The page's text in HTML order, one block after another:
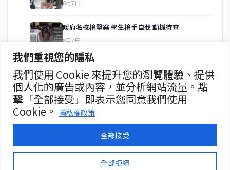
我們重視您的隱私
我們使用 Cookie 來提升您的瀏覽體驗、提供
個人化的廣告或內容，並分析網站流量。點
擊「全部接受」即表示您同意我們使用
Cookie。
隱私權政策
全部拒絕
全部接受
8月7日
暖府名校槍擊案 學生槍手自戕 動機待查
8月7日
暖武里名校發生槍擊案 2死15傷
8月7日
曼谷第二座街頭美食中心動工
8月7日
房地產
聯絡資訊
歡迎來信洽詢合作事宜
或提供新聞線索
service@thaichinesenews.com
© 2026 泰國中文新聞 TCN — All Rights Reserved